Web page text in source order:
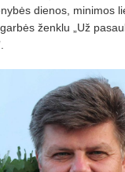
dienos, minimos
ženklu „Už